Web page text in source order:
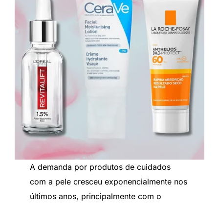
A demanda por produtos de cuidados
com a pele cresceu exponencialmente nos
últimos anos, principalmente com o